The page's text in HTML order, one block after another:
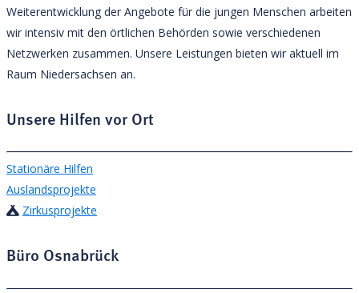
Weiterentwicklung der Angebote für die jungen Menschen arbeiten
wir intensiv mit den örtlichen Behörden sowie verschiedenen
Netzwerken zusammen. Unsere Leistungen bieten wir aktuell im
Raum Niedersachsen an.
Unsere Hilfen vor Ort
Stationäre Hilfen
Auslandsprojekte
Zirkusprojekte
Büro Osnabrück